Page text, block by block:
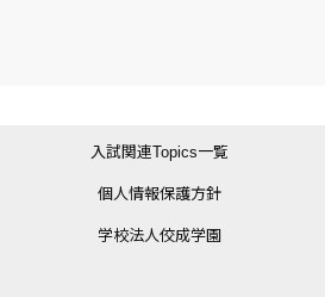
入試関連Topics一覧
個人情報保護方針
学校法人佼成学園